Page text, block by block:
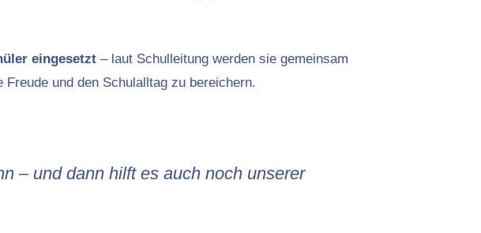
eingesetzt – laut Schulleitung werden sie gemeinsam
und den Schulalltag zu bereichern.
– und dann hilft es auch noch unserer